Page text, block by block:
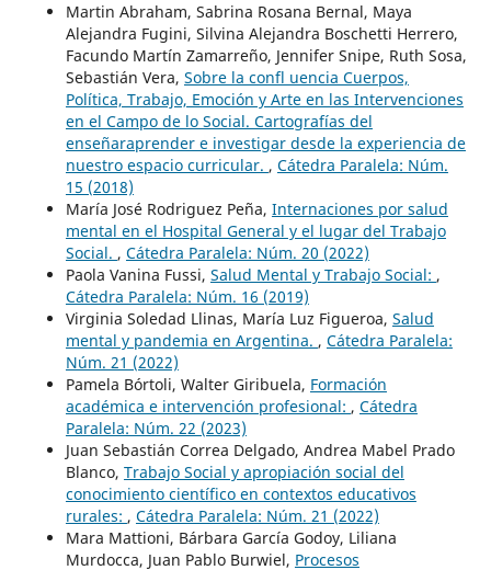
Martin Abraham, Sabrina Rosana Bernal, Maya
Alejandra Fugini, Silvina Alejandra Boschetti Herrero,
Facundo Martín Zamarreño, Jennifer Snipe, Ruth Sosa,
Sebastián Vera, Sobre la confl uencia Cuerpos,
Política, Trabajo, Emoción y Arte en las Intervenciones
en el Campo de lo Social. Cartografías del
enseñaraprender e investigar desde la experiencia de
nuestro espacio curricular. , Cátedra Paralela: Núm.
15 (2018)
María José Rodriguez Peña, Internaciones por salud
mental en el Hospital General y el lugar del Trabajo
Social. , Cátedra Paralela: Núm. 20 (2022)
Paola Vanina Fussi, Salud Mental y Trabajo Social: ,
Cátedra Paralela: Núm. 16 (2019)
Virginia Soledad Llinas, María Luz Figueroa, Salud
mental y pandemia en Argentina. , Cátedra Paralela:
Núm. 21 (2022)
Pamela Bórtoli, Walter Giribuela, Formación
académica e intervención profesional: , Cátedra
Paralela: Núm. 22 (2023)
Juan Sebastián Correa Delgado, Andrea Mabel Prado
Blanco, Trabajo Social y apropiación social del
conocimiento científico en contextos educativos
rurales: , Cátedra Paralela: Núm. 21 (2022)
Mara Mattioni, Bárbara García Godoy, Liliana
Murdocca, Juan Pablo Burwiel, Procesos